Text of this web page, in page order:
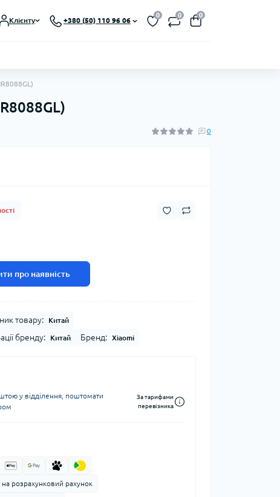
Клієнту +380 (50) 110 96 06
0 0 0
0
про наявність
товару: Китай
бренду: Китай Бренд: Xiaomi
у відділення, поштомати
За тарифами
перевізника
розрахунковий рахунок